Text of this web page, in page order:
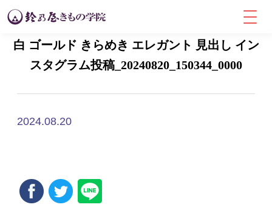
白 ゴールド きらめき エレガント 見出し イン
スタグラム投稿_20240820_150344_0000
2024.08.20